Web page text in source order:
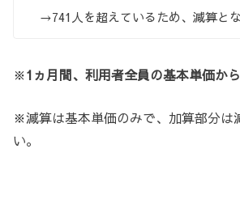
→741人を超えているため、 減算とな
※1ヵ月間、利用者全員の基本単価か
※減算は基本単価のみで、加算部分は
い。